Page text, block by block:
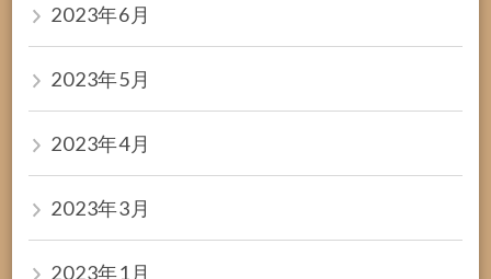
2023年6月
2023年5月
2023年4月
2023年3月
2023年1月